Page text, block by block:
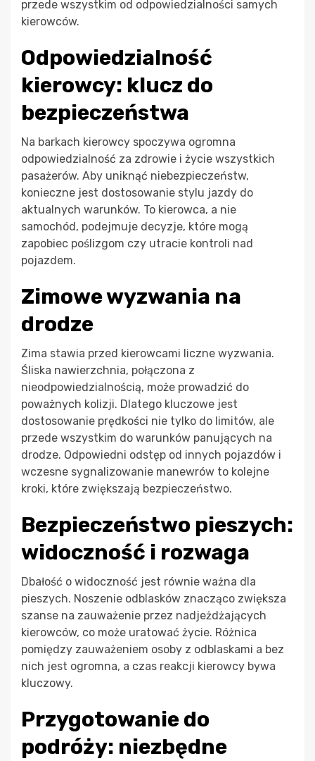
przede wszystkim od odpowiedzialności samych
kierowców.
Odpowiedzialność
kierowcy: klucz do
bezpieczeństwa
Na barkach kierowcy spoczywa ogromna
odpowiedzialność za zdrowie i życie wszystkich
pasażerów. Aby uniknąć niebezpieczeństw,
konieczne jest dostosowanie stylu jazdy do
aktualnych warunków. To kierowca, a nie
samochód, podejmuje decyzje, które mogą
zapobiec poślizgom czy utracie kontroli nad
pojazdem.
Zimowe wyzwania na
drodze
Zima stawia przed kierowcami liczne wyzwania.
Śliska nawierzchnia, połączona z
nieodpowiedzialnością, może prowadzić do
poważnych kolizji. Dlatego kluczowe jest
dostosowanie prędkości nie tylko do limitów, ale
przede wszystkim do warunków panujących na
drodze. Odpowiedni odstęp od innych pojazdów i
wczesne sygnalizowanie manewrów to kolejne
kroki, które zwiększają bezpieczeństwo.
Bezpieczeństwo pieszych:
widoczność i rozwaga
Dbałość o widoczność jest równie ważna dla
pieszych. Noszenie odblasków znacząco zwiększa
szanse na zauważenie przez nadjeżdżających
kierowców, co może uratować życie. Różnica
pomiędzy zauważeniem osoby z odblaskami a bez
nich jest ogromna, a czas reakcji kierowcy bywa
kluczowy.
Przygotowanie do
podróży: niezbędne